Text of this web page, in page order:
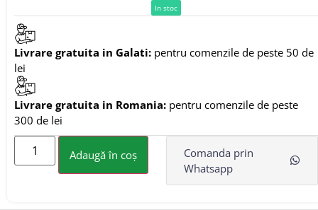
In stoc
Livrare gratuita in Galati: pentru comenzile de peste 50 de
lei
Livrare gratuita in Romania: pentru comenzile de peste
300 de lei
Adaugă în coș
Comanda prin
Whatsapp